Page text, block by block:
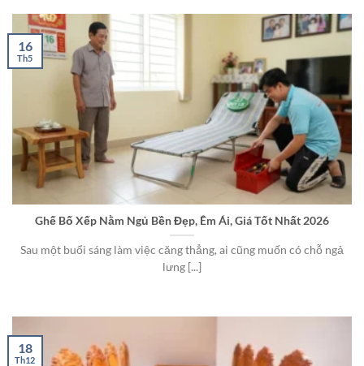
Ghế Bố Xếp Nằm Ngủ Bền Đẹp, Êm Ái, Giá Tốt Nhất 2026
Sau một buổi sáng làm việc căng thẳng, ai cũng muốn có chỗ ngả
lưng [...]
16
Th5
18
Th12